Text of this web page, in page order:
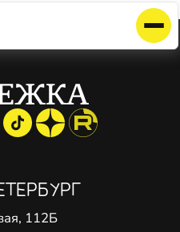
with page 'detail'
112Б